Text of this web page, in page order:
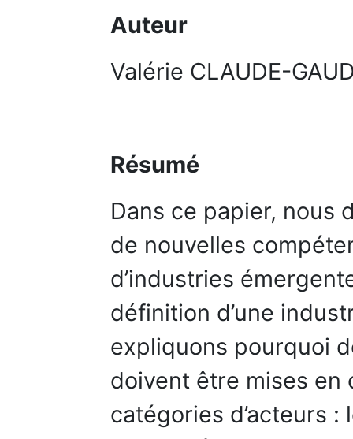
Auteur
Valérie CLAUDE-
Résumé
Dans ce papier, nous
de nouvelles
d’industries
définition d’une
expliquons pourquoi
doivent être mises
catégories d’acteurs